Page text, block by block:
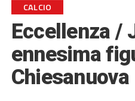
CALCIO
Eccellenza /
ennesima
Chiesanuova